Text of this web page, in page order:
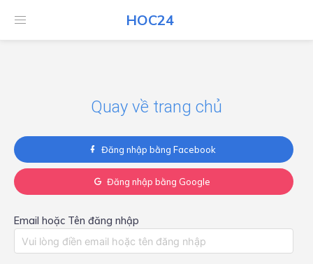
HOC24
HOC24
Quay về trang chủ
Đăng nhập bằng Facebook
Đăng nhập bằng Google
Email hoặc Tên đăng nhập